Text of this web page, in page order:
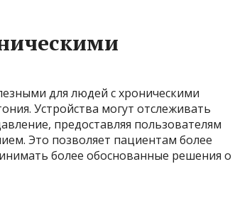
для людей с хроническими
Устройства могут отслеживать
предоставляя пользователям
Это позволяет пациентам более
более обоснованные решения о